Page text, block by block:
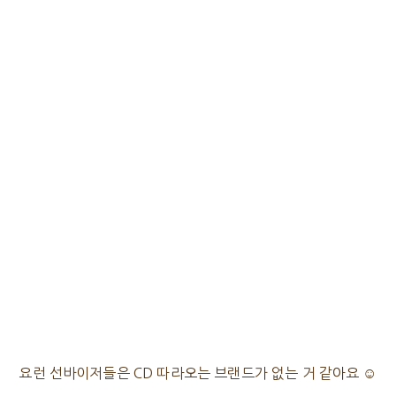
요런 선바이저들은 CD 따라오는 브랜드가 없는 거 같아요 ☺